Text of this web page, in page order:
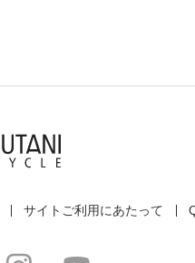
サイトご利用にあたって